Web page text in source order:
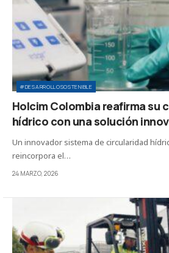
#DESARROLLOSOSTENIBLE
Holcim Colombia reafirma su
hídrico con una solución
Un innovador sistema de circularidad
reincorpora el…
24 MARZO, 2026